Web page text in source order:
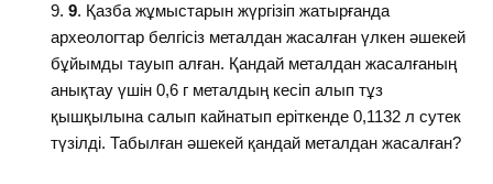
9. Қазба жұмыстарын жүргізіп жатырғанда
археологтар белгісіз металдан жасалған үлкен әшекей
бұйымды тауып алған. Қандай металдан жасалғаның
анықтау үшін 0,6 г металдың кесіп алып тұз
қышқылына салып кайнатып еріткенде 0,1132 л сутек
түзілді. Табылған әшекей қандай металдан жасалған?